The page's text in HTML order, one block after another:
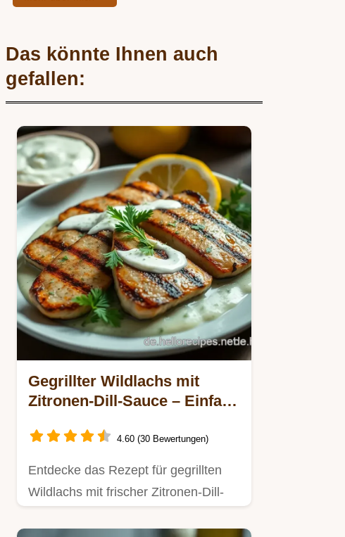
Das könnte Ihnen auch
gefallen:
Gegrillter Wildlachs mit
Zitronen-Dill-Sauce – Einfach
4.60 (30 Bewertungen)
Entdecke das Rezept für gegrillten
Wildlachs mit frischer Zitronen-Dill-